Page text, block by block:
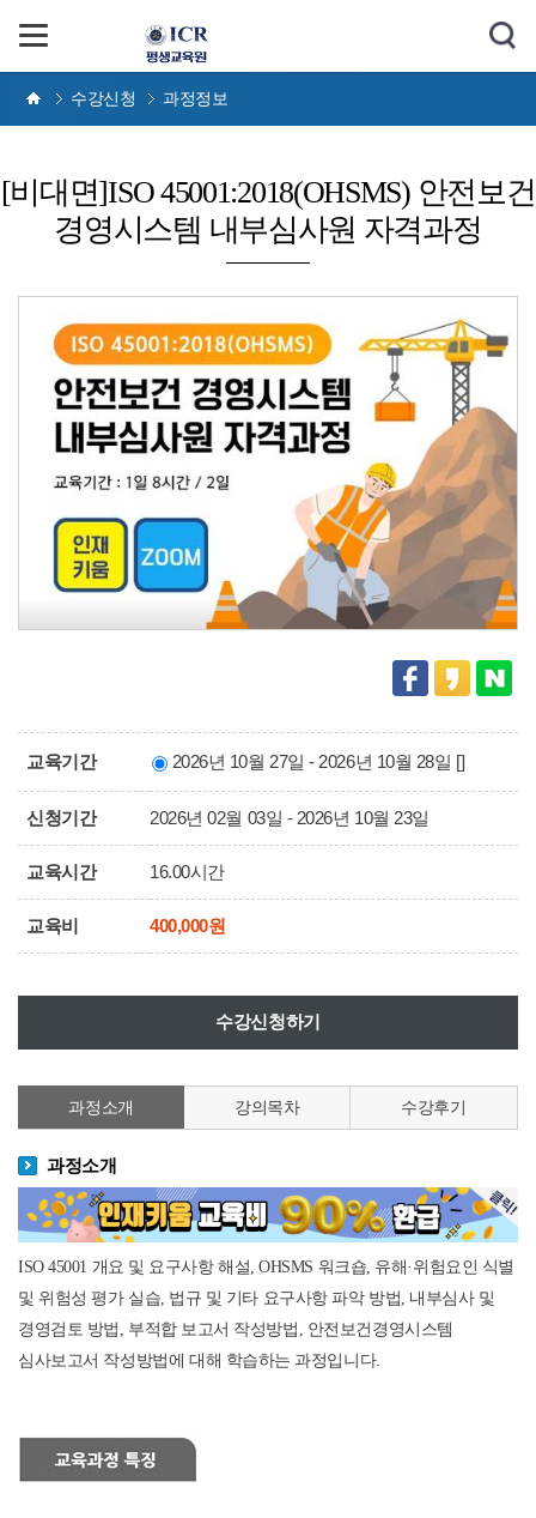
수강신청 과정정보
[비대면]ISO 45001:2018(OHSMS) 안전보건
경영시스템 내부심사원 자격과정
교육기간 2026년 10월 27일 - 2026년 10월 28일 []
신청기간 2026년 02월 03일 - 2026년 10월 23일
교육시간 16.00시간
교육비 400,000원
수강신청하기
과정소개 강의목차 수강후기
과정소개
ISO 45001 개요 및 요구사항 해설, OHSMS 워크숍, 유해 · 위험요인 식별
및 위험성 평가 실습, 법규 및 기타 요구사항 파악 방법, 내부심사 및
경영검토 방법 , 부적합 보고서 작성방법 , 안전보건경영시스템
심사보고서 작성방법에 대해 학습하는 과정입니다.